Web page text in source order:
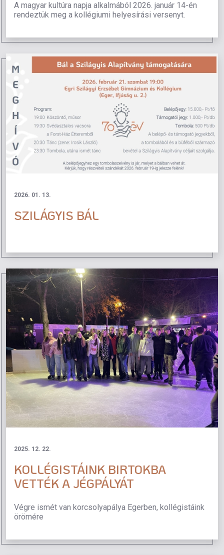
A magyar kultúra napja alkalmából 2026. január 14-én
rendeztük meg a kollégiumi helyesírási versenyt.
2026. 01. 13.
SZILÁGYIS BÁL
2025. 12. 22.
KOLLÉGISTÁINK BIRTOKBA
VETTÉK A JÉGPÁLYÁT
Végre ismét van korcsolyapálya Egerben, kollégistáink
örömére